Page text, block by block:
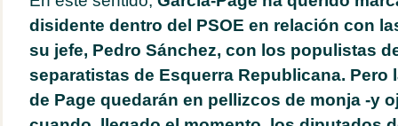
disidente dentro del PSOE en relación con
su jefe, Pedro Sánchez, con los populistas
separatistas de Esquerra Republicana. Pero
de Page quedarán en pellizcos de monja -y